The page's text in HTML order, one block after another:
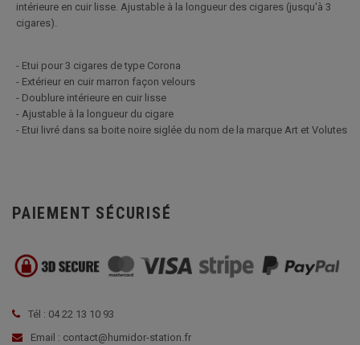
intérieure en cuir lisse. Ajustable à la longueur des cigares (jusqu'à 3
cigares).
- Etui pour 3 cigares de type Corona
- Extérieur en cuir marron façon velours
- Doublure intérieure en cuir lisse
- Ajustable à la longueur du cigare
- Etui livré dans sa boite noire siglée du nom de la marque Art et Volutes
PAIEMENT SÉCURISÉ
Tél : 04 22 13 10 93
Email : contact@humidor-station.fr